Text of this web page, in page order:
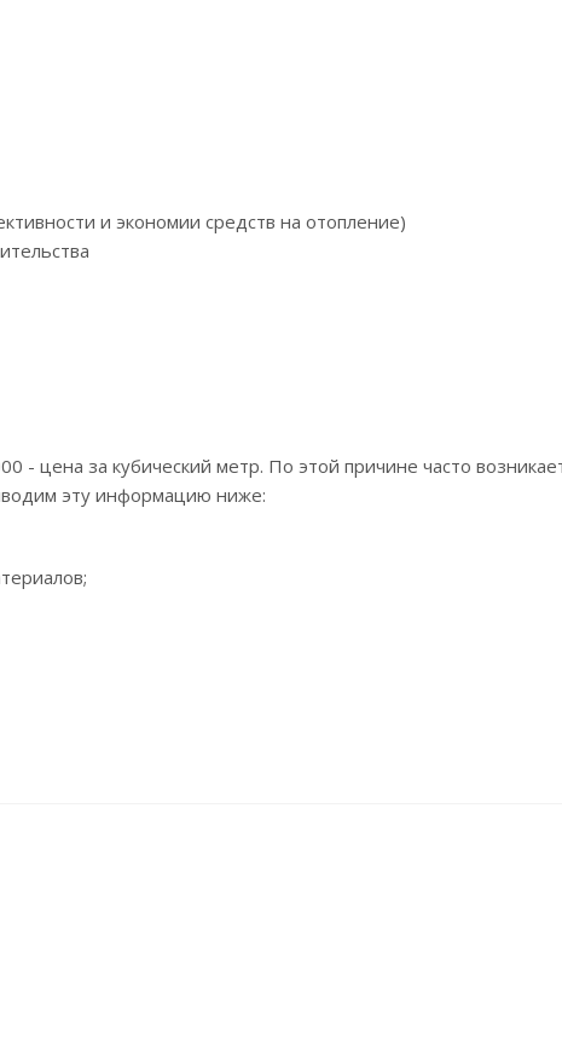
и экономии средств на отопление)
цена за кубический метр. По этой причине часто
эту информацию ниже: